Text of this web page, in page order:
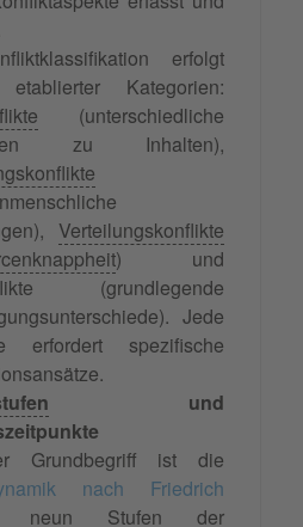
erfolgt
Kategorien:
(unterschiedliche
zu Inhalten),
Verteilungskonflikte
) und
(grundlegende
Jede
erfordert spezifische
und
Grundbegriff ist die
nach Friedrich
Stufen der